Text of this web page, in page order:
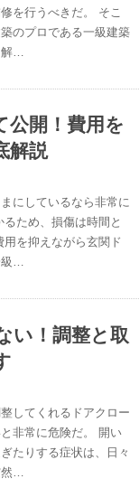
を行うべきだ。 そこ
のプロである一級建築
…
公開！費用を
解説
にしているなら非常に
ため、損傷は時間と
を抑えながら玄関ド
級…
い！調整と取
してくれるドアクロー
非常に危険だ。 開い
たりする症状は、日々
…